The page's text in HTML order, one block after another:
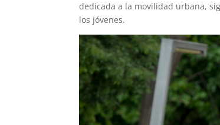
dedicada a la movilidad urbana,
los jóvenes.